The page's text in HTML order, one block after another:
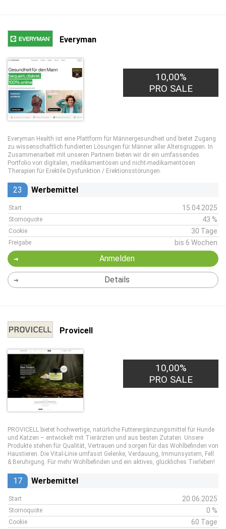
Everyman
10,00%
PRO SALE
Everyman Health ist eine Plattform für Männergesundheit und bietet Zugang
zu wissenschaftlich fundierten Lösungen für Männer aller Altersgruppen. In
Zusammenarbeit mit unseren Partnern bieten wir dir ein umfassendes
Portfolio von digitalen, medikamentösen und nicht-medikamentösen
Therapien für Erektile Dysfunktion / Erektionsstörungen.
23 Werbemittel
Start 15.04.2025
Stornoquote 43 %
Cookie 30 Tage
Freigabe bis 6 Wochen
Anmelden
Details
Provicell
10,00%
PRO SALE
PROVICELL bietet hochwertige, natürliche Futterergänzungsmittel für Hunde
und Katzen – entwickelt mit Tierärzten und aus besten Zutaten. Unsere
Produkte stehen für Qualität, Vertrauen und sorgen für das Wohlbefinden von
Haustieren. Die Vital-Linie umfasst Gelenke, Verdauung, Immunsystem, Fell
& Beruhigung. Für mehr Wohlbefinden und ein aktives, glückliches Tierleben!
17 Werbemittel
Start 20.06.2025
Stornoquote 0 %
Cookie 60 Tage